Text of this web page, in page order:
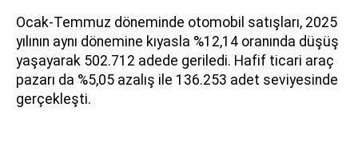
Ocak-Temmuz döneminde otomobil satışları, 2025
yılının aynı dönemine kıyasla %12,14 oranında düşüş
yaşayarak 502.712 adede geriledi. Hafif ticari araç
pazarı da %5,05 azalış ile 136.253 adet seviyesinde
gerçekleşti.